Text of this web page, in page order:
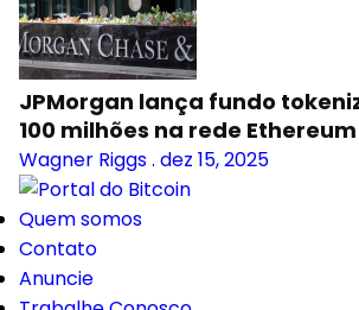
JPMorgan lança fundo
100 milhões na rede Ethereum
Wagner Riggs. dez 15, 2025
Quem somos
Contato
Anuncie